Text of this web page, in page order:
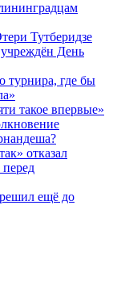
Тутберидзе
День
турнира, где бы
такое впервые»
отказал
ещё до